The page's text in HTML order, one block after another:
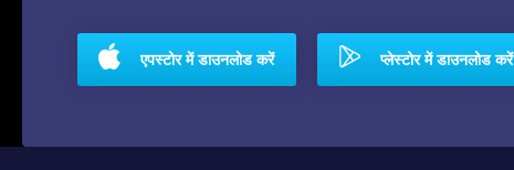
एपस्टोर में डाउनलोड करें प्लेस्टोर में डाउनलोड करें